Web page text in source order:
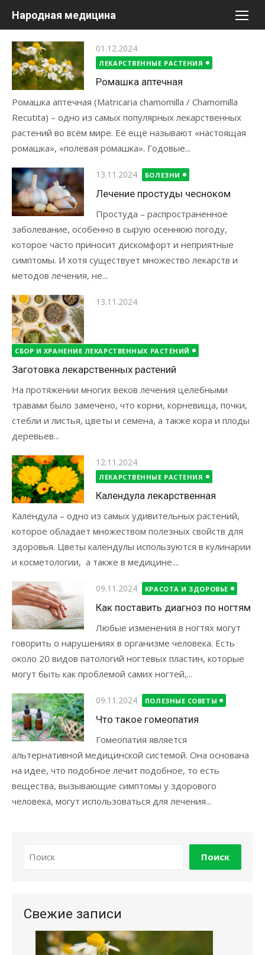
Народная медицина
Опубликовано
01.12.2024
ЛЕКАРСТВЕННЫЕ РАСТЕНИЯ
Ромашка аптечная
Ромашка аптечная (Matricaria chamomilla / Chamomilla
Recutita) – одно из самых популярных лекарственных
растений во всём мире. Её ещё называют «настоящая
ромашка», «полевая ромашка». Годовые...
Опубликовано
13.11.2024 БОЛЕЗНИ
Лечение простуды чесноком
Простуда – распространенное
заболевание, особенно в сырую осеннюю погоду,
которое часто приносит дискомфорт и неприятные
симптомы. И хотя существует множество лекарств и
методов лечения, не...
Опубликовано
13.11.2024
СБОР И ХРАНЕНИЕ ЛЕКАРСТВЕННЫХ РАСТЕНИЙ
Заготовка лекарственных растений
На протяжении многих веков лечения целебными
травами было замечено, что корни, корневища, почки,
стебли и листья, цветы и семена, а также кора и плоды
деревьев...
Опубликовано
12.11.2024
ЛЕКАРСТВЕННЫЕ РАСТЕНИЯ
Календула лекарственная
Календула – одно из самых удивительных растений,
которое обладает множеством полезных свойств для
здоровья. Цветы календулы используются в кулинарии
и косметологии, а также в медицине....
Опубликовано
09.11.2024 КРАСОТА И ЗДОРОВЬЕ
Как поставить диагноз по ногтям
Любые изменения в ногтях могут
говорить о нарушениях в организме человека. Есть
около 20 видов патологий ногтевых пластин, которые
могут быть как проблемой самих ногтей,...
Опубликовано
09.11.2024 ПОЛЕЗНЫЕ СОВЕТЫ
Что такое гомеопатия
Гомеопатия является
альтернативной медицинской системой. Она основана
на идее, что подобное лечит подобное, то есть
вещества, вызывающие симптомы у здорового
человека, могут использоваться для лечения...
Поиск
Свежие записи